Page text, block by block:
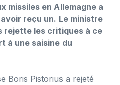
missiles en Allemagne a
reçu un. Le ministre
rejette les critiques à ce
à une saisine du
Boris Pistorius a rejeté